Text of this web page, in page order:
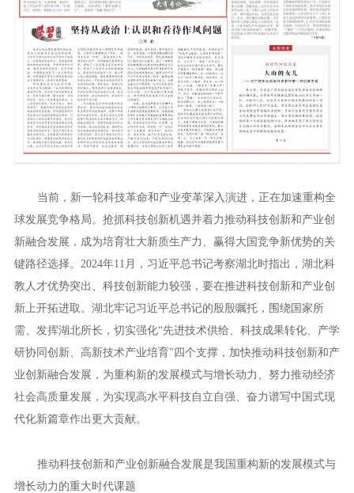
当前，新一轮科技革命和产业变革深入演进，正在加速重构全
球发展竞争格局。抢抓科技创新机遇并着力推动科技创新和产业创
新融合发展，成为培育壮大新质生产力、赢得大国竞争新优势的关
键路径选择。2024年11月，习近平总书记考察湖北时指出，湖北科
教人才优势突出、科技创新能力较强，要在推进科技创新和产业创
新上开拓进取。湖北牢记习近平总书记的殷殷嘱托，围绕国家所
需、发挥湖北所长，切实强化“先进技术供给、科技成果转化、产学
研协同创新、高新技术产业培育”四个支撑，加快推动科技创新和产
业创新融合发展，为重构新的发展模式与增长动力、努力推动经济
社会高质量发展，为实现高水平科技自立自强、奋力谱写中国式现
代化新篇章作出更大贡献。
推动科技创新和产业创新融合发展是我国重构新的发展模式与
增长动力的重大时代课题